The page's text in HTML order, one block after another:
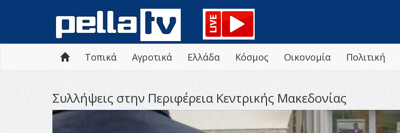
Τοπικά Αγροτικά Ελλάδα Κόσμος Οικονομία Πολιτική
Συλλήψεις στην Περιφέρεια Κεντρικής Μακεδονίας